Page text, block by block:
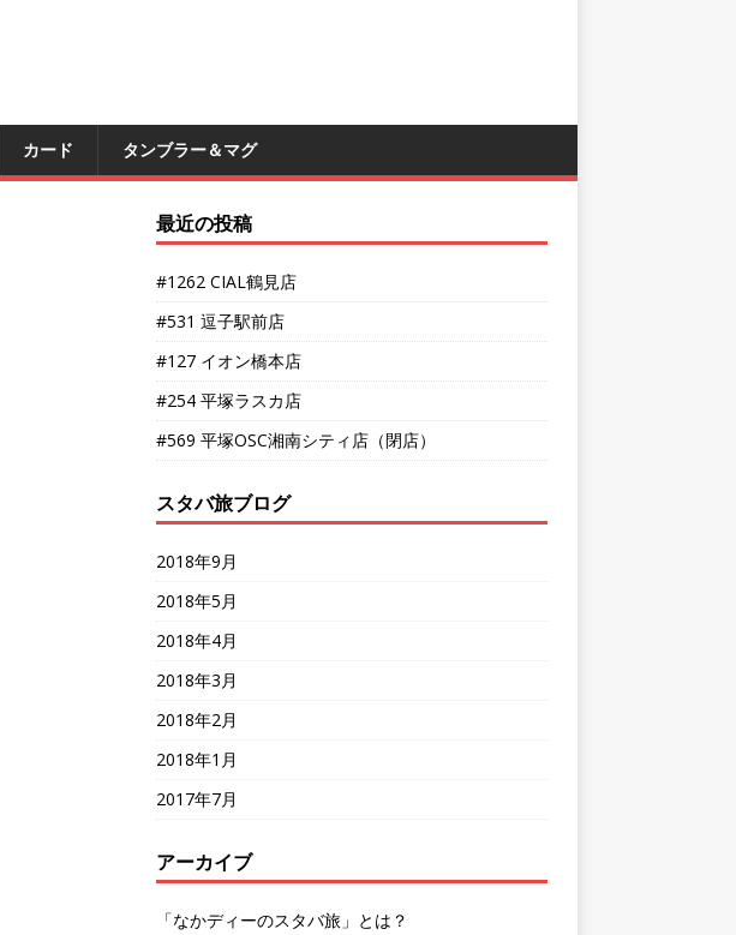
カード タンブラー＆マグ
最近の投稿
#1262 CIAL鶴見店
#531 逗子駅前店
#127 イオン橋本店
#254 平塚ラスカ店
#569 平塚OSC湘南シティ店（閉店）
スタバ旅ブログ
2018年9月
2018年5月
2018年4月
2018年3月
2018年2月
2018年1月
2017年7月
アーカイブ
「なかディーのスタバ旅」とは？